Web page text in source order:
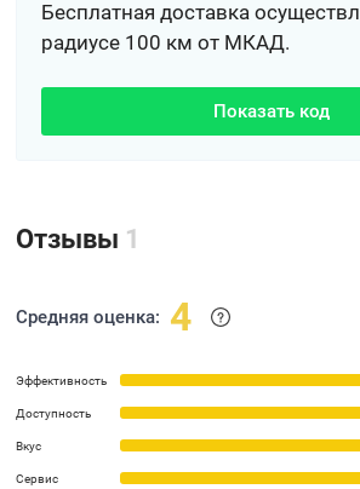
Бесплатная доставка
радиусе 100 км от МКАД.
Показать код
Отзывы 1
Средняя оценка: 4
Эффективность
Доступность
Вкус
Сервис